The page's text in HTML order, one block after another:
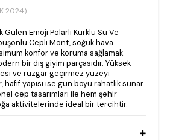
2024)
Gülen Emoji Polarlı Kürklü Su Ve
Cepli Mont, soğuk hava
konfor ve koruma sağlamak
bir dış giyim parçasıdır. Yüksek
ve rüzgar geçirmez yüzeyi
yapısı ise gün boyu rahatlık sunar.
cep tasarımları ile hem şehir
aktivitelerinde ideal bir tercihtir.